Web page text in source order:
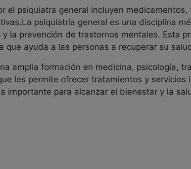
el psiquiatra general incluyen
psiquiatría general es una disciplina
la prevención de trastornos mentales. Esta
que ayuda a las personas a recuperar su
amplia formación en medicina, psicología,
les permite ofrecer tratamientos y
importante para alcanzar el bienestar y la